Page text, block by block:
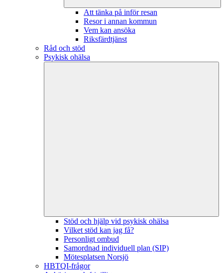
Att tänka på inför resan
Resor i annan kommun
Vem kan ansöka
Riksfärdtjänst
Råd och stöd
Psykisk ohälsa
Stöd och hjälp vid psykisk ohälsa
Vilket stöd kan jag få?
Personligt ombud
Samordnad individuell plan (SIP)
Mötesplatsen Norsjö
HBTQI-frågor